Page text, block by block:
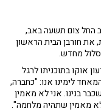
החל צום תשעה באב,
את חורבן הבית הראשון
מחדש.
אוקו בתוכניתו לרגל
לימינו אנו: "כחברה,
בנינו. אני לא מאמין
מאמין שתהיה מלחמה".